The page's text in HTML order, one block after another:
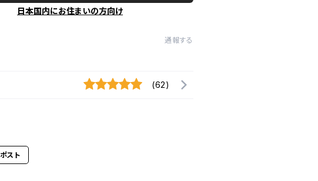
日本国内にお住まいの方向け
通報する
(62)
ポスト